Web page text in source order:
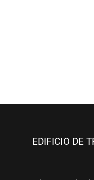
EDIFICIO DE